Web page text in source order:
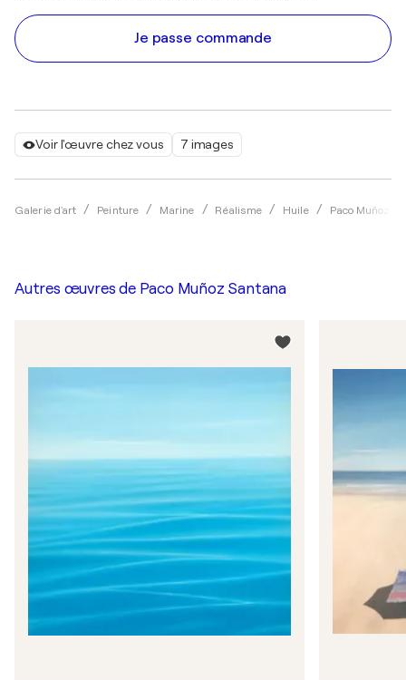
Voir l'œuvre chez vous 7 images
Galerie d'art Peinture Marine Réalisme Huile Paco Muñoz
Je passe commande
Autres œuvres de Paco Muñoz Santana